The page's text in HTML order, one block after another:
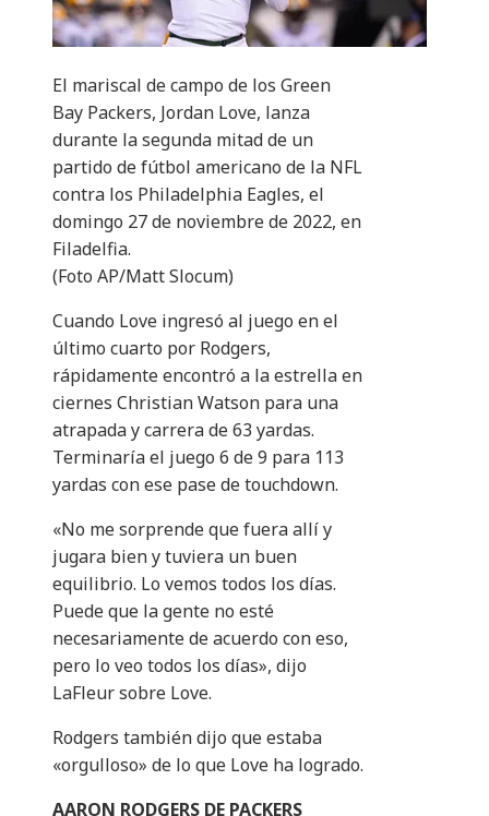
El mariscal de campo de los Green
Bay Packers, Jordan Love, lanza
durante la segunda mitad de un
partido de fútbol americano de la NFL
contra los Philadelphia Eagles, el
domingo 27 de noviembre de 2022, en
Filadelfia.
(Foto AP/Matt Slocum)
Cuando Love ingresó al juego en el
último cuarto por Rodgers,
rápidamente encontró a la estrella en
ciernes Christian Watson para una
atrapada y carrera de 63 yardas.
Terminaría el juego 6 de 9 para 113
yardas con ese pase de touchdown.
«No me sorprende que fuera allí y
jugara bien y tuviera un buen
equilibrio. Lo vemos todos los días.
Puede que la gente no esté
necesariamente de acuerdo con eso,
pero lo veo todos los días», dijo
LaFleur sobre Love.
Rodgers también dijo que estaba
«orgulloso» de lo que Love ha logrado.
AARON RODGERS DE PACKERS